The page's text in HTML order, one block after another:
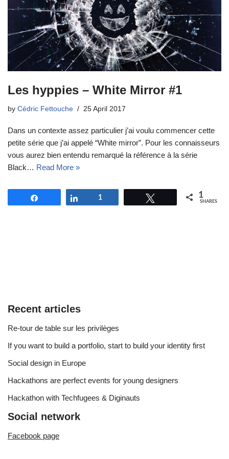
Les hyppies – White Mirror #1
by Cédric Fettouche 25 April 2017
Dans un contexte assez particulier j’ai voulu commencer cette
petite série que j’ai appelé “White mirror”. Pour les connaisseurs
vous aurez bien entendu remarqué la référence à la série
Black… Read More »
Share
1 1
SHARES
Recent articles
Re-tour de table sur les privilèges
If you want to build a portfolio, start to build your identity first
Social design in Europe
Hackathons are perfect events for young designers
Hackathon with Techfugees & Diginauts
Social network
Facebook page